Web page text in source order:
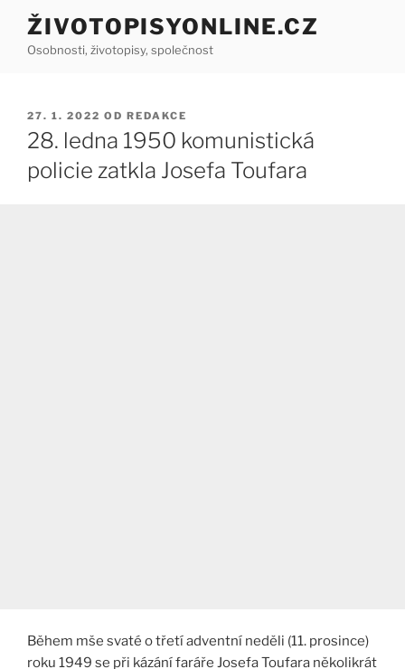
Přejít
obsahu
ŽIVOTOPISYONLINE.CZ
Osobnosti, životopisy, společnost
PUBLIKOVÁNO
27. 1. 2022 OD REDAKCE
28. ledna 1950 komunistická
policie zatkla Josefa Toufara
Během mše svaté o třetí adventní neděli (11. prosince)
roku 1949 se při kázání faráře Josefa Toufara několikrát